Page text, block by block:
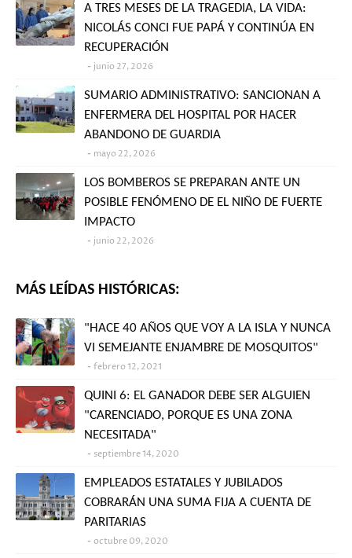
A TRES MESES DE LA TRAGEDIA, LA VIDA:
NICOLÁS CONCI FUE PAPÁ Y CONTINÚA EN
RECUPERACIÓN
junio 27, 2026
SUMARIO ADMINISTRATIVO: SANCIONAN A
ENFERMERA DEL HOSPITAL POR HACER
ABANDONO DE GUARDIA
mayo 22, 2026
LOS BOMBEROS SE PREPARAN ANTE UN
POSIBLE FENÓMENO DE EL NIÑO DE FUERTE
IMPACTO
junio 22, 2026
MÁS LEÍDAS HISTÓRICAS:
"HACE 40 AÑOS QUE VOY A LA ISLA Y NUNCA
VI SEMEJANTE ENJAMBRE DE MOSQUITOS"
febrero 12, 2021
QUINI 6: EL GANADOR DEBE SER ALGUIEN
"CARENCIADO, PORQUE ES UNA ZONA
NECESITADA"
septiembre 14, 2020
EMPLEADOS ESTATALES Y JUBILADOS
COBRARÁN UNA SUMA FIJA A CUENTA DE
PARITARIAS
octubre 09, 2020